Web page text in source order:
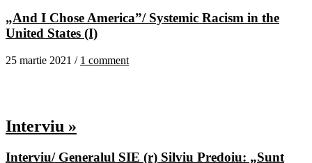
„And I Chose America”/ Systemic Racism in the
United States (I)
25 martie 2021 / 1 comment
Interviu »
Interviu/ Generalul SIE (r) Silviu Predoiu: „Sunt